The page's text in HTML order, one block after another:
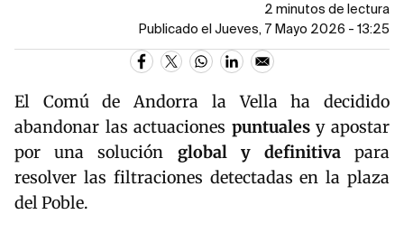
2 minutos de lectura
Publicado el Jueves, 7 Mayo 2026 - 13:25
El Comú de Andorra la Vella ha decidido
abandonar las actuaciones puntualesy apostar
por una solución global y definitivapara
resolver las filtraciones detectadas en la plaza
del Poble.